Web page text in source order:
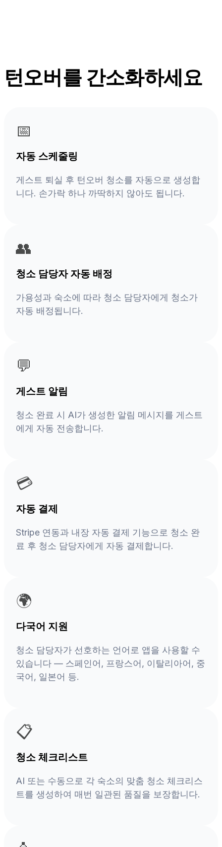
턴오버를 간소화하세요
📅
자동 스케줄링
게스트 퇴실 후 턴오버 청소를 자동으로 생성합
니다. 손가락 하나 까딱하지 않아도 됩니다.
👥
청소 담당자 자동 배정
가용성과 숙소에 따라 청소 담당자에게 청소가
자동 배정됩니다.
💬
게스트 알림
청소 완료 시 AI가 생성한 알림 메시지를 게스트
에게 자동 전송합니다.
💳
자동 결제
Stripe 연동과 내장 자동 결제 기능으로 청소 완
료 후 청소 담당자에게 자동 결제합니다.
🌍
다국어 지원
청소 담당자가 선호하는 언어로 앱을 사용할 수
있습니다 — 스페인어, 프랑스어, 이탈리아어, 중
국어, 일본어 등.
📋
청소 체크리스트
AI 또는 수동으로 각 숙소의 맞춤 청소 체크리스
트를 생성하여 매번 일관된 품질을 보장합니다.